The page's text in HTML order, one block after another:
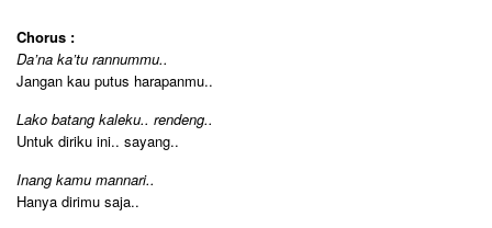
Chorus :
Da’na ka’tu rannummu..
Jangan kau putus harapanmu..
Lako batang kaleku.. rendeng..
Untuk diriku ini.. sayang..
Inang kamu mannari..
Hanya dirimu saja..